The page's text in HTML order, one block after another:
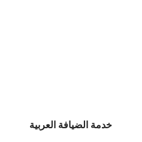
خدمة الضيافة العربية